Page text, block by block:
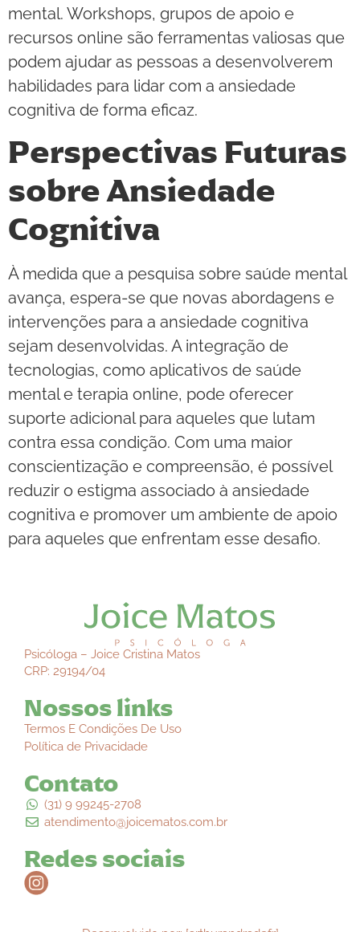
mental. Workshops, grupos de apoio e
recursos online são ferramentas valiosas que
podem ajudar as pessoas a desenvolverem
habilidades para lidar com a ansiedade
cognitiva de forma eficaz.
Perspectivas Futuras
sobre Ansiedade
Cognitiva
À medida que a pesquisa sobre saúde mental
avança, espera-se que novas abordagens e
intervenções para a ansiedade cognitiva
sejam desenvolvidas. A integração de
tecnologias, como aplicativos de saúde
mental e terapia online, pode oferecer
suporte adicional para aqueles que lutam
contra essa condição. Com uma maior
conscientização e compreensão, é possível
reduzir o estigma associado à ansiedade
cognitiva e promover um ambiente de apoio
para aqueles que enfrentam esse desafio.
Psicóloga – Joice Cristina Matos
CRP: 29194/04
Nossos links
Termos E Condições De Uso
Política de Privacidade
Contato
(31) 9 99245-2708
atendimento@joicematos.com.br
Redes sociais